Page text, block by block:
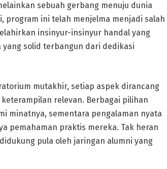
sebuah gerbang menuju dunia
ini telah menjelma menjadi salah
insinyur-insinyur handal yang
solid terbangun dari dedikasi
mutakhir, setiap aspek dirancang
relevan. Berbagai pilihan
minatnya, sementara pengalaman nyata
pemahaman praktis mereka. Tak heran
pula oleh jaringan alumni yang